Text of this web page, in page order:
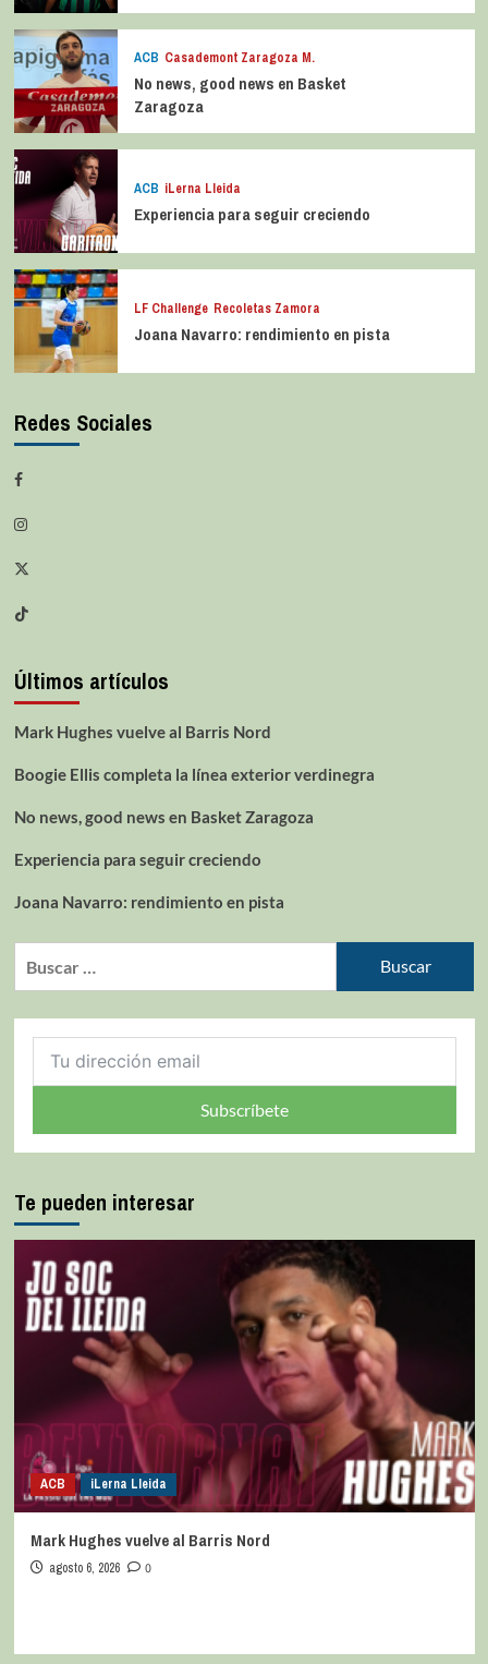
ACB Casademont Zaragoza M.
No news, good news en Basket
Zaragoza
ACB iLerna Lleida
Experiencia para seguir creciendo
LF Challenge Recoletas Zamora
Joana Navarro: rendimiento en pista
Redes Sociales
Últimos artículos
Mark Hughes vuelve al Barris Nord
Boogie Ellis completa la línea exterior verdinegra
No news, good news en Basket Zaragoza
Experiencia para seguir creciendo
Joana Navarro: rendimiento en pista
Subscríbete
Te pueden interesar
ACB iLerna Lleida
Mark Hughes vuelve al Barris Nord
agosto 6, 2026 0